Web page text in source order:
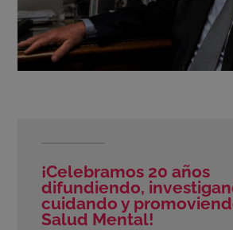
¡Celebramos 20 años
difundiendo,
cuidando y
Salud Mental!